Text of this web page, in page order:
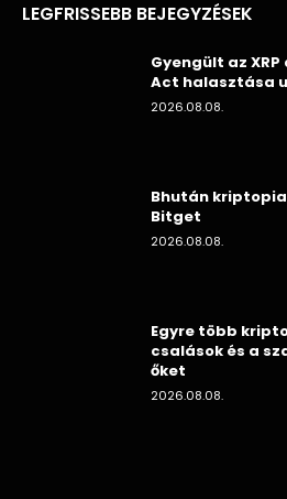
LEGFRISSEBB BEJEGYZÉSEK
Gyengült az
Act halasztása
2026.08.08.
Bhután
Bitget
2026.08.08.
Egyre több
csalások és a
őket
2026.08.08.